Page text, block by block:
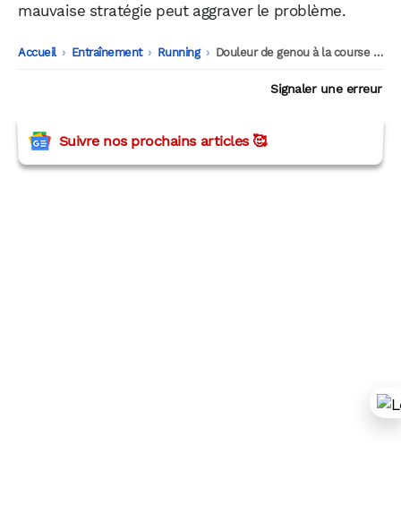
mauvaise stratégie peut aggraver le problème.
Accueil -
Entraînement -
Running -
Douleur de genou à la course : et si courir était justement la solution ?
Signaler une erreur
Suivre nos prochains articles 🥰